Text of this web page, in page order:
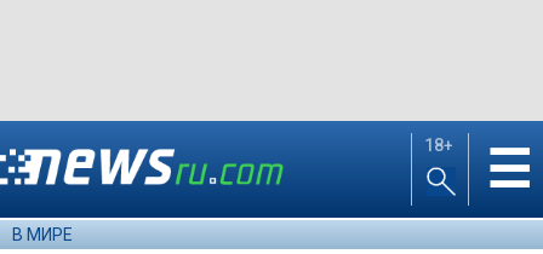
18+ ☰
В МИРЕ